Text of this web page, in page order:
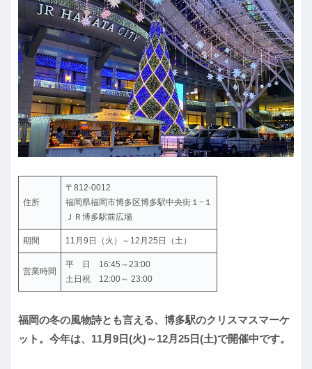
住所
〒812-0012
福岡県福岡市博多区博多駅中央街１−１
ＪＲ博多駅前広場
期間 11月9日（火）～12月25日（土）
営業時間
平 日 16:45～23:00
土日祝 12:00～ 23:00
福岡の冬の風物詩とも言える、博多駅のクリスマスマーケ
ット。今年は、11月9日(火)～12月25日(土)で開催中です。